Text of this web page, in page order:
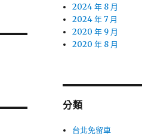
2024 年 8 月
2024 年 7 月
2020 年 9 月
2020 年 8 月
分類
台北免留車